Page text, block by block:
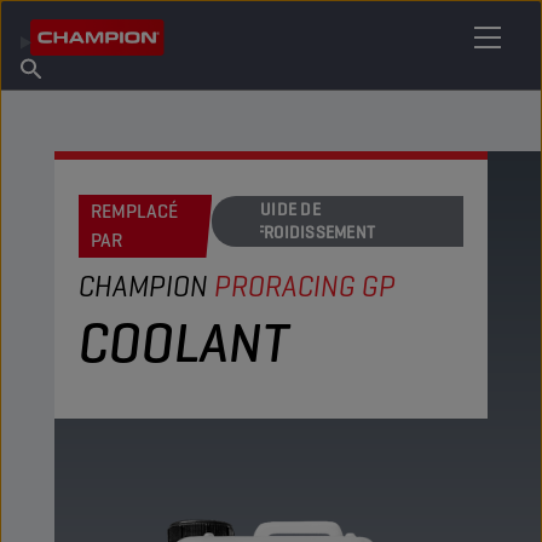
À propos de Champion
Trouver un point de vente
REMPLACÉ
PAR
LIQUIDE DE
REFROIDISSEMENT
CHAMPION PRORACING GP
COOLANT